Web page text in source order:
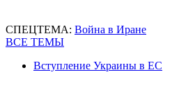
СПЕЦТЕМА: Война в Иране
ВСЕ ТЕМЫ
Вступление Украины в ЕС